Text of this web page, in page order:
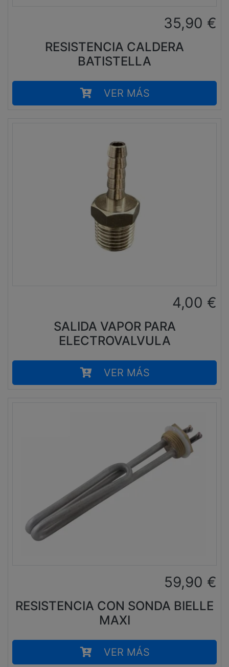
35,90 €
RESISTENCIA CALDERA
BATISTELLA
VER MÁS
4,00 €
SALIDA VAPOR PARA
ELECTROVALVULA
VER MÁS
59,90 €
RESISTENCIA CON SONDA BIELLE
MAXI
VER MÁS